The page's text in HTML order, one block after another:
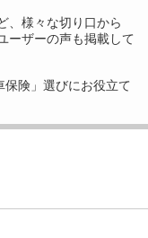
、様々な切り口から
ーザーの声も掲載して
保険」選びにお役立て